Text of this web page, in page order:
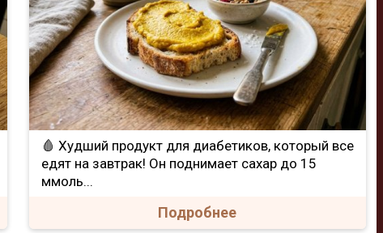
🩸 Худший продукт для диабетиков, который все
едят на завтрак! Он поднимает сахар до 15
ммоль...
Подробнее